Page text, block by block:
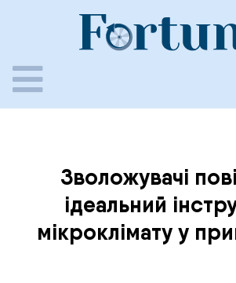
Зволожувачі
ідеальний
мікроклімату у